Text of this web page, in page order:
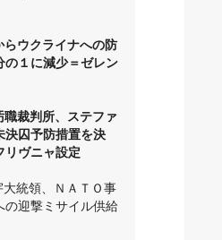
らウクライナへの防
の１に減少＝ゼレン
職裁判所、ステファ
決囚予防措置を決
ヴニャ設定
統領、ＮＡＴＯ事
の迎撃ミサイル供給